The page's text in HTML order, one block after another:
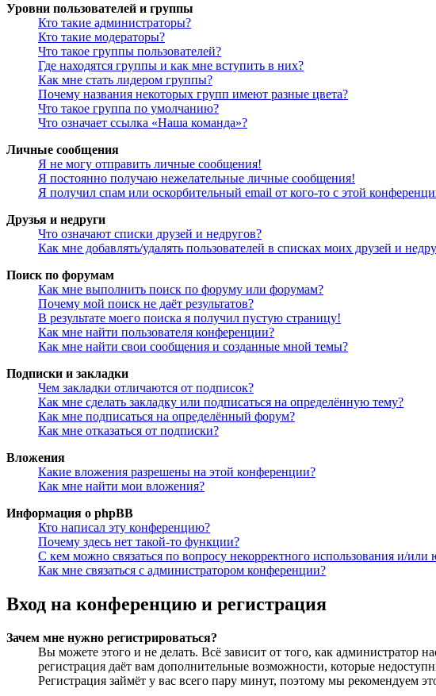
Уровни пользователей и группы
Кто такие администраторы?
Кто такие модераторы?
Что такое группы пользователей?
Где находятся группы и как мне вступить в них?
Как мне стать лидером группы?
Почему названия некоторых групп имеют разные цвета?
Что такое группа по умолчанию?
Что означает ссылка «Наша команда»?
Личные сообщения
Я не могу отправить личные сообщения!
Я постоянно получаю нежелательные личные сообщения!
Я получил спам или оскорбительный email от кого-то с этой
Друзья и недруги
Что означают списки друзей и недругов?
Как мне добавлять/удалять пользователей в списках моих друзей и
Поиск по форумам
Как мне выполнить поиск по форуму или форумам?
Почему мой поиск не даёт результатов?
В результате моего поиска я получил пустую страницу!
Как мне найти пользователя конференции?
Как мне найти свои сообщения и созданные мной темы?
Подписки и закладки
Чем закладки отличаются от подписок?
Как мне сделать закладку или подписаться на определённую тему?
Как мне подписаться на определённый форум?
Как мне отказаться от подписки?
Вложения
Какие вложения разрешены на этой конференции?
Как мне найти мои вложения?
Информация о phpBB
Кто написал эту конференцию?
Почему здесь нет такой-то функции?
С кем можно связаться по вопросу некорректного использования и/
Как мне связаться с администратором конференции?
Вход на конференцию и регистрация
Зачем мне нужно регистрироваться?
Вы можете этого и не делать. Всё зависит от того, как
регистрация даёт вам дополнительные возможности, которые
Регистрация займёт у вас всего пару минут, поэтому мы рекомендуем